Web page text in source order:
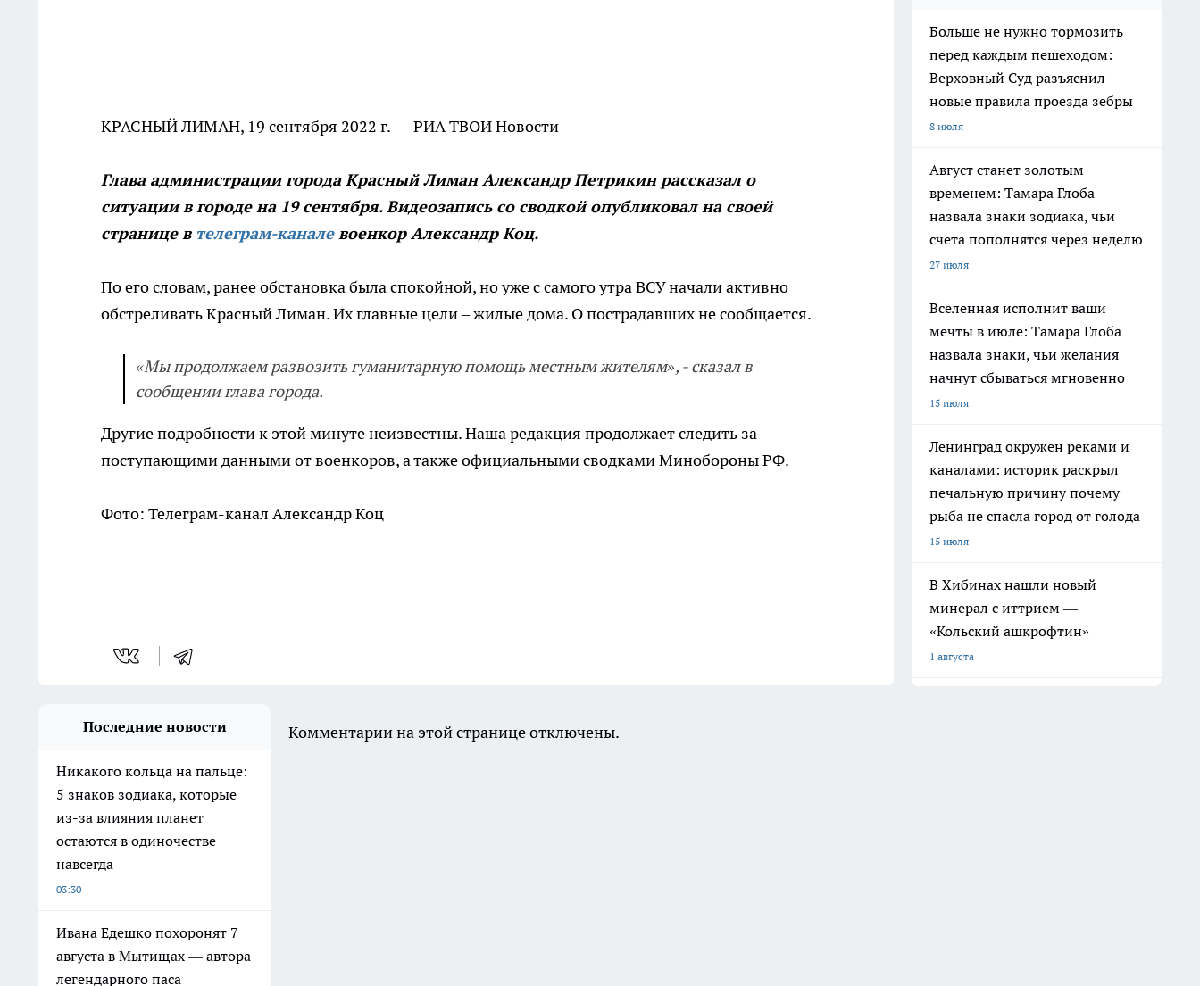
КРАСНЫЙ ЛИМАН, 19 сентября 2022 г. — РИА ТВОИ Новости
Глава администрации города Красный Лиман Александр Петрикин рассказал о
ситуации в городе на 19 сентября. Видеозапись со сводкой опубликовал на своей
странице в телеграм-каналевоенкор Александр Коц.
По его словам, ранее обстановка была спокойной, но уже с самого утра ВСУ начали активно
обстреливать Красный Лиман. Их главные цели – жилые дома. О пострадавших не сообщается.
«Мы продолжаем развозить гуманитарную помощь местным жителям», - сказал в
сообщении глава города.
Другие подробности к этой минуте неизвестны. Наша редакция продолжает следить за
поступающими данными от военкоров, а также официальными сводками Минобороны РФ.
Фото: Телеграм-канал Александр Коц
Больше не нужно тормозить
перед каждым пешеходом:
Верховный Суд разъяснил
новые правила проезда зебры
8 июля
Август станет золотым
временем: Тамара Глоба
назвала знаки зодиака, чьи
счета пополнятся через неделю
27 июля
Вселенная исполнит ваши
мечты в июле: Тамара Глоба
назвала знаки, чьи желания
начнут сбываться мгновенно
15 июля
Ленинград окружен реками и
каналами: историк раскрыл
печальную причину почему
рыба не спасла город от голода
15 июля
В Хибинах нашли новый
минерал с иттрием —
«Кольский ашкрофтин»
1 августа
Последние новости
Никакого кольца на пальце:
5 знаков зодиака, которые
из-за влияния планет
остаются в одиночестве
навсегда
03:30
Ивана Едешко похоронят 7
августа в Мытищах — автора
легендарного паса
Комментарии на этой странице отключены.